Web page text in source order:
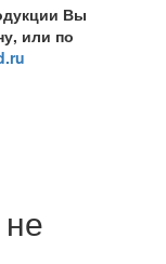
Вы
или по